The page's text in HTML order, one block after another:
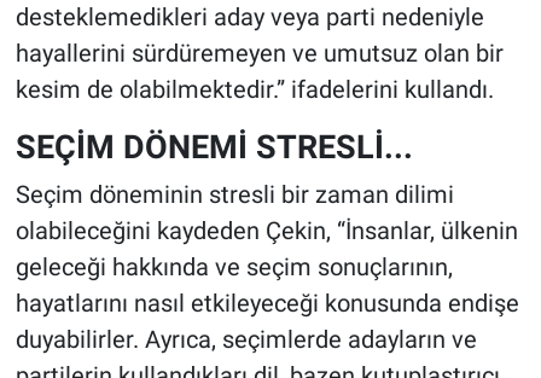
desteklemedikleri aday veya parti nedeniyle
hayallerini sürdüremeyen ve umutsuz olan bir
kesim de olabilmektedir.” ifadelerini kullandı.
SEÇİM DÖNEMİ STRESLİ...
Seçim döneminin stresli bir zaman dilimi
olabileceğini kaydeden Çekin, “İnsanlar, ülkenin
geleceği hakkında ve seçim sonuçlarının,
hayatlarını nasıl etkileyeceği konusunda endişe
duyabilirler. Ayrıca, seçimlerde adayların ve